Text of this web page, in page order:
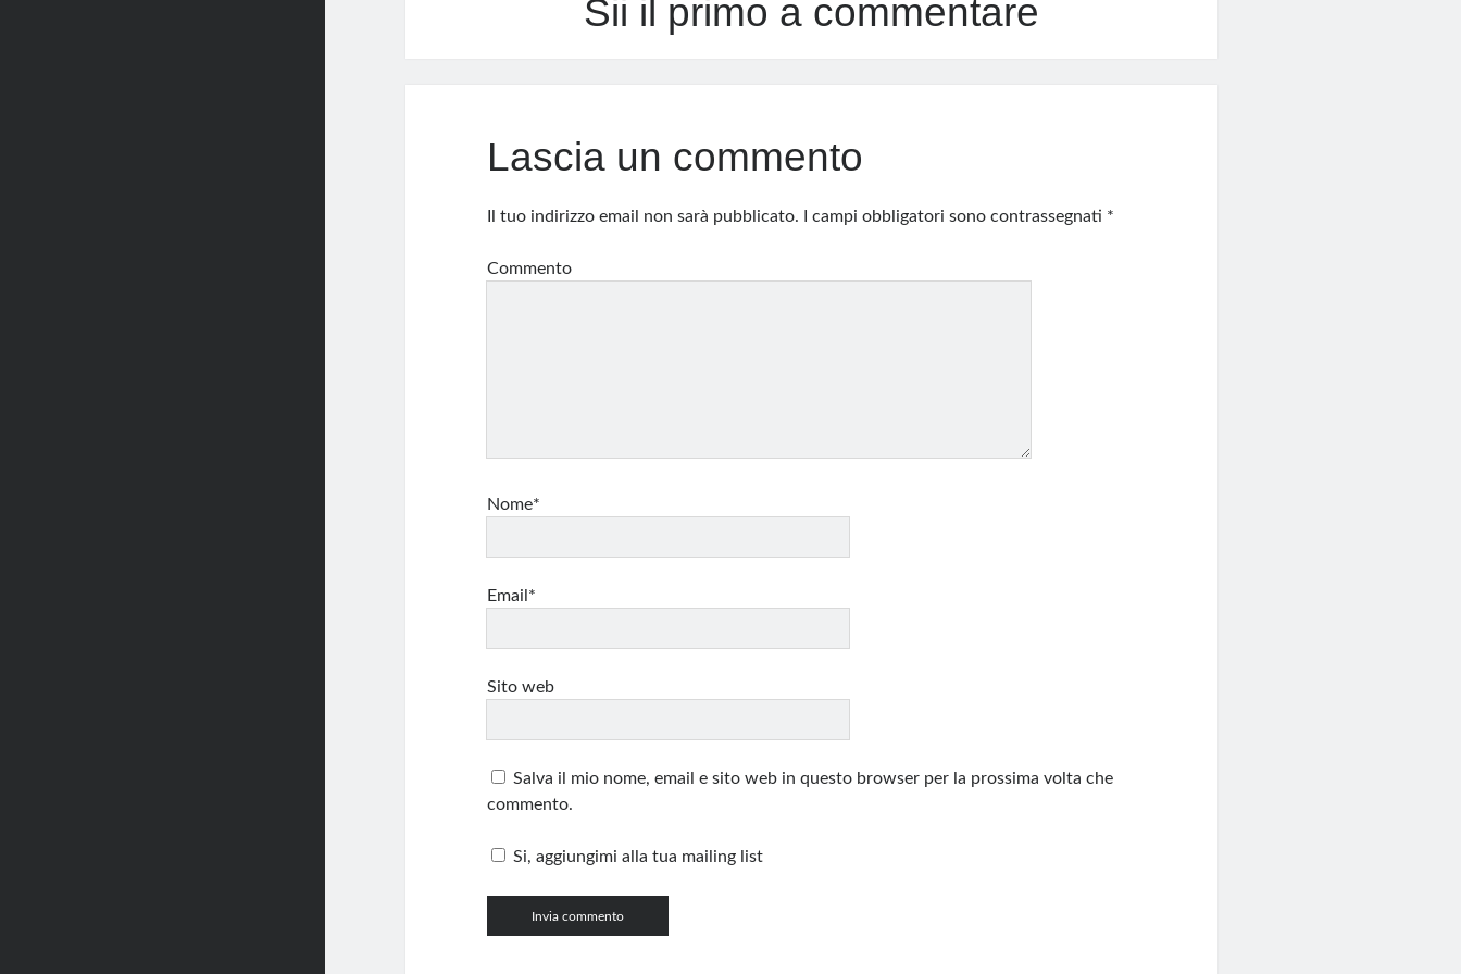
Sii il primo a commentare
Lascia un commento
Il tuo indirizzo email non sarà pubblicato. I campi obbligatori sono contrassegnati *
Commento
Nome*
Email*
Sito web
Salva il mio nome, email e sito web in questo browser per la prossima volta che
commento.
Si, aggiungimi alla tua mailing list